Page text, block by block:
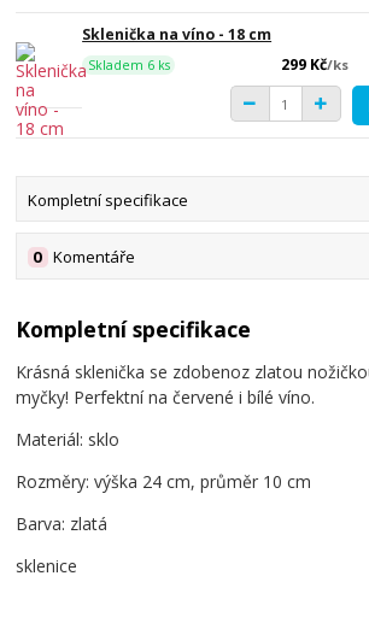
Sklenička na víno - 18 cm
299 Kč/ks
Skladem 6 ks
Kompletní specifikace
Komentáře
0
Kompletní specifikace
Krásná sklenička se zdobenoz zlatou
myčky! Perfektní na červené i bílé víno.
Materiál: sklo
Rozměry: výška 24 cm, průměr 10 cm
Barva: zlatá
sklenice